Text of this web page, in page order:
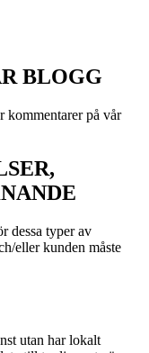
BLOGG
kommentarer på vår
dessa typer av
eller kunden måste
utan har lokalt